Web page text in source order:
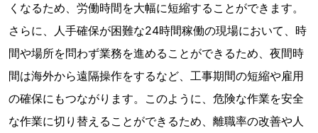
くなるため、労働時間を大幅に短縮することができます。
さらに、人手確保が困難な24時間稼働の現場において、時
間や場所を問わず業務を進めることができるため、夜間時
間は海外から遠隔操作をするなど、工事期間の短縮や雇用
の確保にもつながります。このように、危険な作業を安全
な作業に切り替えることができるため、離職率の改善や人